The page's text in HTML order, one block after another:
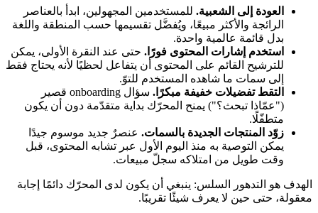
العودة إلى الشعبية. للمستخدمين المجهولين، ابدأ بالعناصر
الرائجة والأكثر مبيعًا، ويُفضَّل تقسيمها حسب المنطقة واللغة
بدل قائمة عالمية واحدة.
استخدم إشارات المحتوى فورًا. حتى عند النقرة الأولى، يمكن
للترشيح القائم على المحتوى أن يتفاعل لحظيًا لأنه يحتاج فقط
إلى سمات ما شاهده المستخدم للتوّ.
التقط تفضيلات خفيفة مبكرًا.
سؤال onboarding قصير
("عمّاذا تبحث؟") يمنح المحرّك بداية متقدّمة دون أن يكون
متطفّلًا.
زوّد المنتجات الجديدة بالسمات. عنصرٌ جديد موسوم جيدًا
يمكن التوصية به منذ اليوم الأول عبر تشابه المحتوى، قبل
وقت طويل من امتلاكه سجلّ مبيعات.
الهدف هو التدهور السلس: ينبغي أن يكون لدى المحرّك دائمًا إجابة
معقولة، حتى حين لا يعرف شيئًا تقريبًا.